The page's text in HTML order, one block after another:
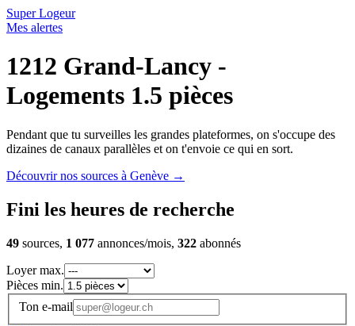
Super Logeur
Mes alertes
1212 Grand-Lancy -
Logements 1.5 pièces
Pendant que tu surveilles les grandes plateformes, on s'occupe des
dizaines de canaux parallèles et on t'envoie ce qui en sort.
Découvrir nos sources à Genève →
Fini les heures de recherche
49 sources, 1 077 annonces/mois, 322 abonnés
Loyer max.
Pièces min.
Ton e-mail